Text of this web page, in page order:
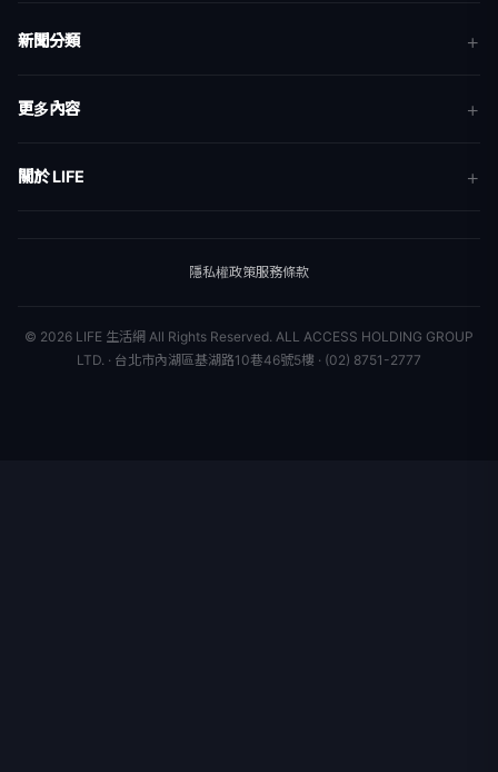
新聞分類
健康
更多內容
關於 LIFE
隱私權政策服務條款
© 2026 LIFE 生活網 All Rights Reserved. ALL ACCESS HOLDING GROUP
LTD. · 台北市內湖區基湖路10巷46號5樓 · (02) 8751-2777